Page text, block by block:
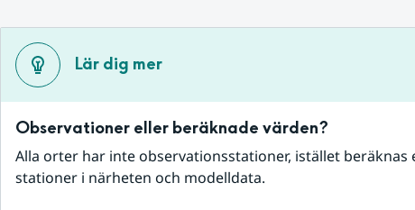
Lär dig mer
Observationer eller beräknade värden?
Alla orter har inte observationsstationer, istället
stationer i närheten och modelldata.